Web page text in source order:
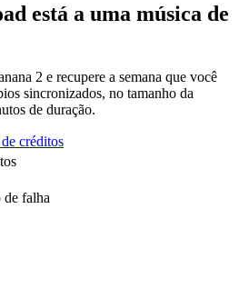
está a uma música de
2 e recupere a semana que você
sincronizados, no tamanho da
de duração.
créditos
de falha